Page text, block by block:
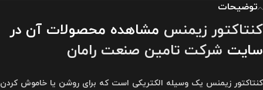
توضیحات
کنتاکتور زیمنس مشاهده محصولات آن در
سایت شرکت تامین صنعت رامان
کنتاکتور زیمنس یک وسیله الکتریکی است که برای روشن یا خاموش کردن